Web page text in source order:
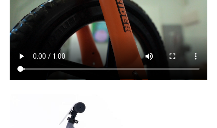
法人様向け割引
お問い合わせ